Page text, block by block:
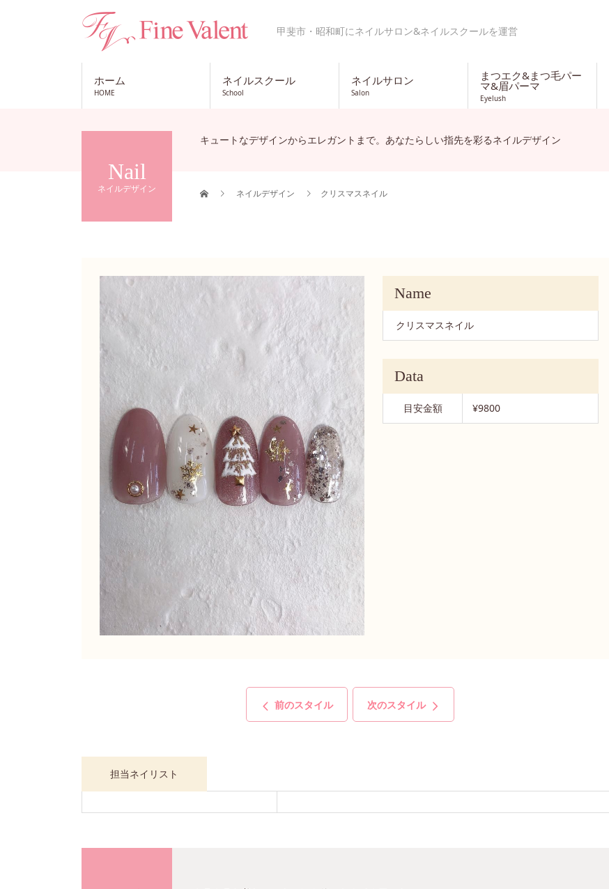
甲斐市・昭和町にネイルサロン&ネイルスクールを運営
ホーム
HOME
ネイルスクール
School
ネイルサロン
Salon
まつエク&まつ毛パー
マ&眉パーマ
Eyelush
Nail
ネイルデザイン
キュートなデザインからエレガントまで。あなたらしい指先を彩るネイルデザイン
ネイルデザイン クリスマスネイル
Name
クリスマスネイル
Data
目安金額 ¥9800
前のスタイル 次のスタイル
担当ネイリスト